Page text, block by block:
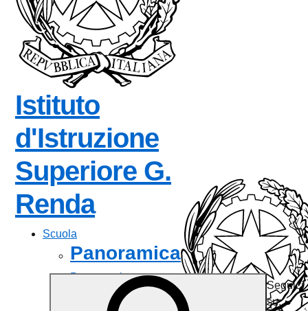
Istituto
d'Istruzione
Superiore G.
Renda— Visita la
Scuola
Panoramica
Presentazione
Seguici
su: